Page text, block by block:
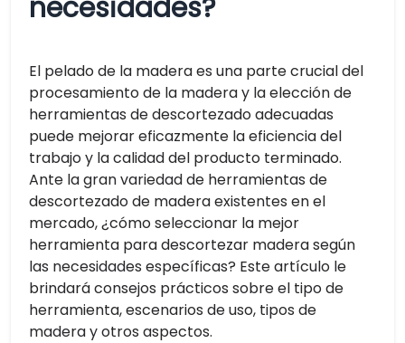
necesidades?
El pelado de la madera es una parte crucial del
procesamiento de la madera y la elección de
herramientas de descortezado adecuadas
puede mejorar eficazmente la eficiencia del
trabajo y la calidad del producto terminado.
Ante la gran variedad de herramientas de
descortezado de madera existentes en el
mercado, ¿cómo seleccionar la mejor
herramienta para descortezar madera según
las necesidades específicas? Este artículo le
brindará consejos prácticos sobre el tipo de
herramienta, escenarios de uso, tipos de
madera y otros aspectos.